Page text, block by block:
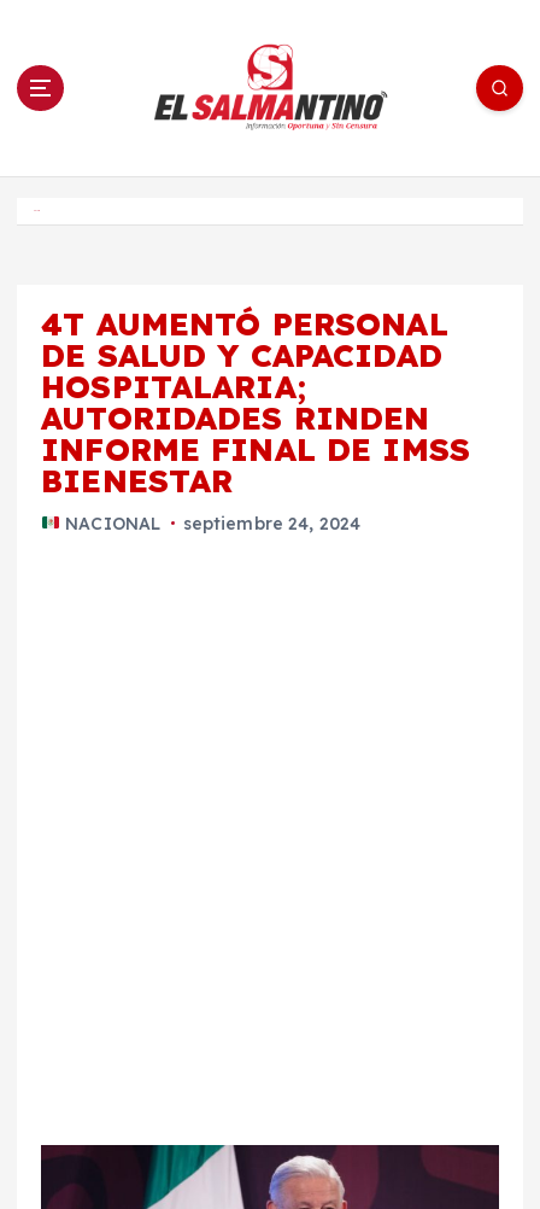
n El Salmantino - medios/noticias/editorial
4T AUMENTÓ PERSONAL
DE SALUD Y CAPACIDAD
HOSPITALARIA;
AUTORIDADES RINDEN
INFORME FINAL DE IMSS
BIENESTAR
NACIONAL septiembre 24, 2024